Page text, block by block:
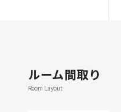
ルーム間取り
Room Layout